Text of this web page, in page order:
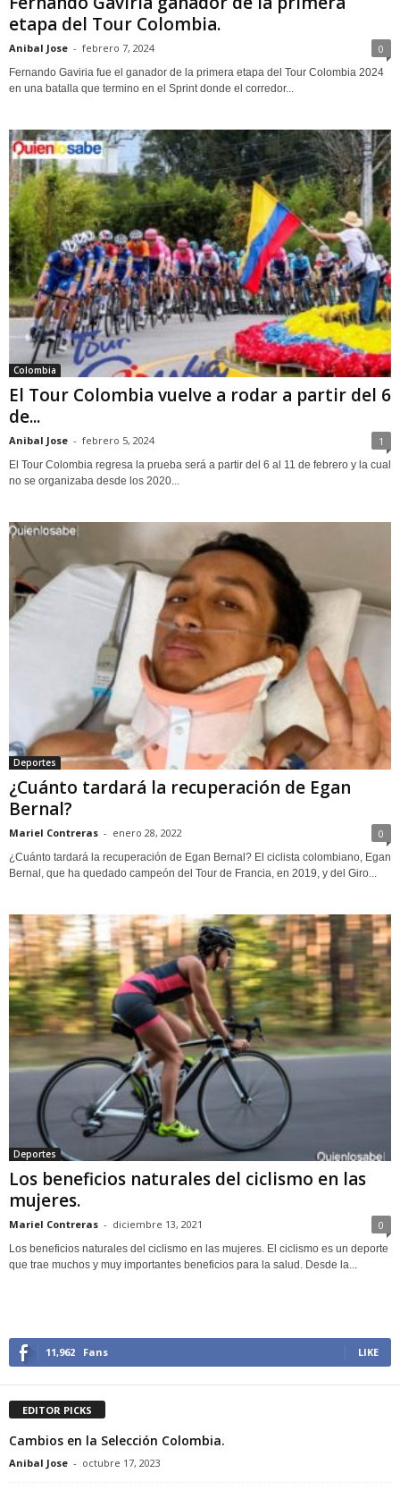
etapa del Tour Colombia.
Anibal Jose - febrero 7, 2024 0
Fernando Gaviria fue el ganador de la primera etapa del Tour Colombia 2024
en una batalla que termino en el Sprint donde el corredor...
Colombia
El Tour Colombia vuelve a rodar a partir del 6
de...
Anibal Jose - febrero 5, 2024 1
El Tour Colombia regresa la prueba será a partir del 6 al 11 de febrero y la cual
no se organizaba desde los 2020...
Deportes
¿Cuánto tardará la recuperación de Egan
Bernal?
Mariel Contreras - enero 28, 2022 0
¿Cuánto tardará la recuperación de Egan Bernal? El ciclista colombiano, Egan
Bernal, que ha quedado campeón del Tour de Francia, en 2019, y del Giro...
Deportes
Los beneficios naturales del ciclismo en las
mujeres.
Mariel Contreras - diciembre 13, 2021 0
Los beneficios naturales del ciclismo en las mujeres. El ciclismo es un deporte
que trae muchos y muy importantes beneficios para la salud. Desde la...
11,962 Fans LIKE
EDITOR PICKS
Cambios en la Selección Colombia.
Anibal Jose - octubre 17, 2023